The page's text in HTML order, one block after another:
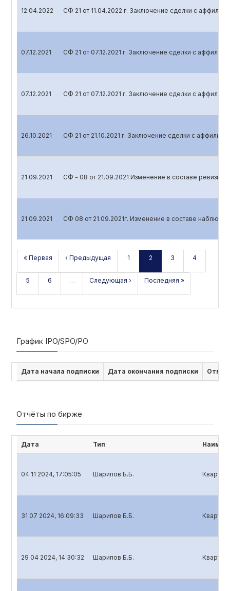
12.04.2022 СФ 21 от 11.04.2022 г. Заключение сделки с
07.12.2021 СФ 21 от 07.12.2021 г. Заключение сделки с
07.12.2021 СФ 21 от 07.12.2021 г. Заключение сделки с
26.10.2021 СФ 21 от 21.10.2021 г. Заключение сделки с
21.09.2021 СФ - 08 от 21.09.2021 Изменение в составе
21.09.2021 СФ 08 от 21.09.2021г. Изменение в составе
« Первая ‹ Предыдущая 1 2 3 4
5 6 … Следующая › Последняя »
График IPO/SPO/PO
Дата начала подписки Дата окончания подписки
Отчёты по бирже
Дата Тип
04 11 2024, 17:05:05 Шарипов Б.Б.
31 07 2024, 16:09:33 Шарипов Б.Б.
29 04 2024, 14:30:32 Шарипов Б.Б.